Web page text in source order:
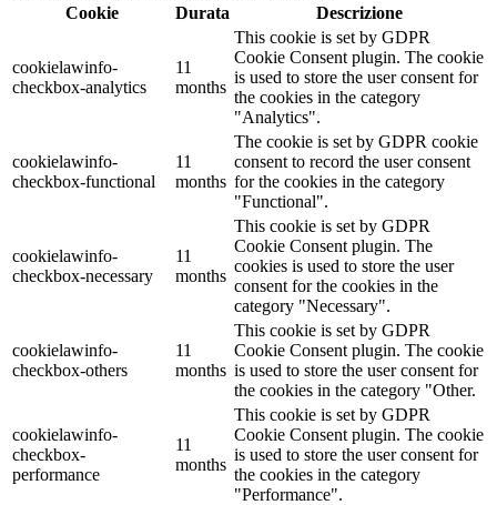
Cookie
Durata Descrizione
cookielawinfo-
checkbox-analytics
11
months
This cookie is set by GDPR
Cookie Consent plugin. The cookie
is used to store the user consent for
the cookies in the category
"Analytics".
cookielawinfo-
checkbox-functional
11
months
The cookie is set by GDPR cookie
consent to record the user consent
for the cookies in the category
"Functional".
cookielawinfo-
checkbox-necessary
11
months
This cookie is set by GDPR
Cookie Consent plugin. The
cookies is used to store the user
consent for the cookies in the
category "Necessary".
cookielawinfo-
checkbox-others
11
months
This cookie is set by GDPR
Cookie Consent plugin. The cookie
is used to store the user consent for
the cookies in the category "Other.
cookielawinfo-
checkbox-
performance
11
months
This cookie is set by GDPR
Cookie Consent plugin. The cookie
is used to store the user consent for
the cookies in the category
"Performance".